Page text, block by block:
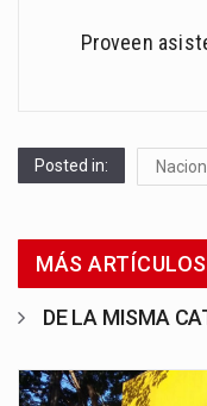
Proveen
Posted in:
MÁS ARTÍCULOS
DE LA MISMA